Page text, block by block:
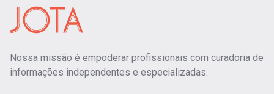
Nossa missão é empoderar profissionais com curadoria de
informações independentes e especializadas.